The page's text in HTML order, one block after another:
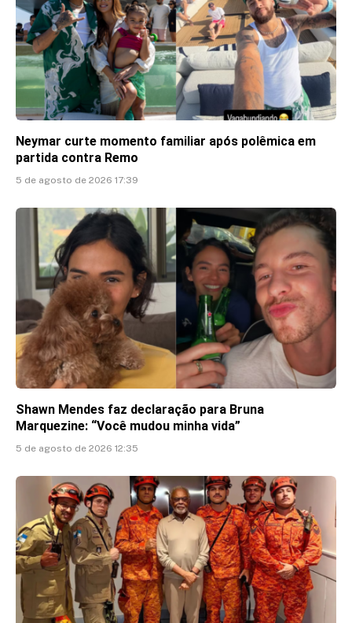
Neymar curte momento familiar após polêmica em
partida contra Remo
5 de agosto de 2026 17:39
Shawn Mendes faz declaração para Bruna
Marquezine: “Você mudou minha vida”
5 de agosto de 2026 12:35